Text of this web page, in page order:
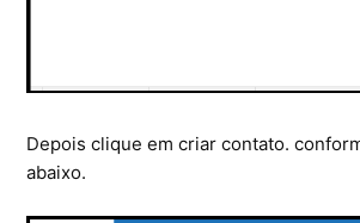
Equipe Ativação
Depois clique em criar contato.
abaixo.